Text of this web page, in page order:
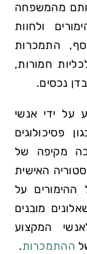
מהמשפחה
ולחוות
התמכרות
חמורות,
נכסים.
על ידי אנשי
פסיכולוגים
מקיפה של
האישית
על
מובנים
המקצוע
ההתמכרות.